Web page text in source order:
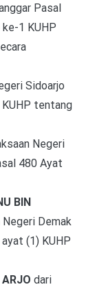
Pasal
1 KUHP
Sidoarjo
tentang
Negeri
480 Ayat
BIN
Demak
(1) KUHP
dari